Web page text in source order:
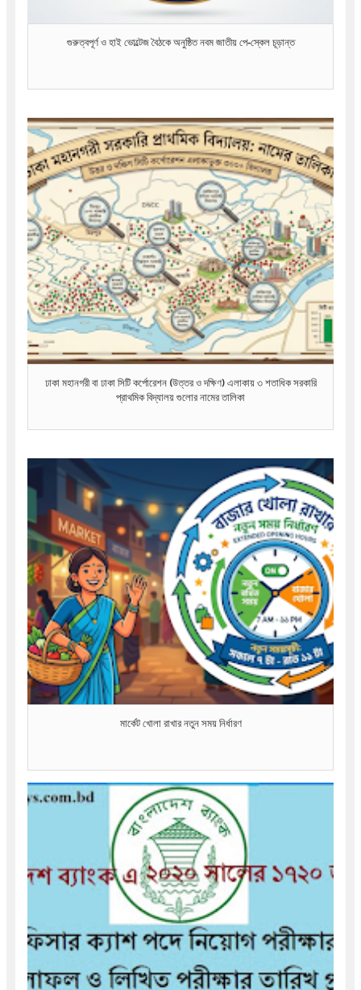
গুরুত্বপূর্ণ ও হাই ভোল্টেজ বৈঠকে অনুষ্ঠিত নবম জাতীয় পে-স্কেল চূড়ান্ত
ঢাকা মহানগরী বা ঢাকা সিটি কর্পোরেশন (উত্তর ও দক্ষিণ) এলাকায় ৩ শতাধিক সরকারি
প্রাথমিক বিদ্যালয় গুলোর নামের তালিকা
মার্কেট খোলা রাখার নতুন সময় নির্ধারণ